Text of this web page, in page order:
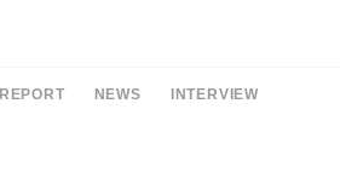
REPORT NEWS INTERVIEW